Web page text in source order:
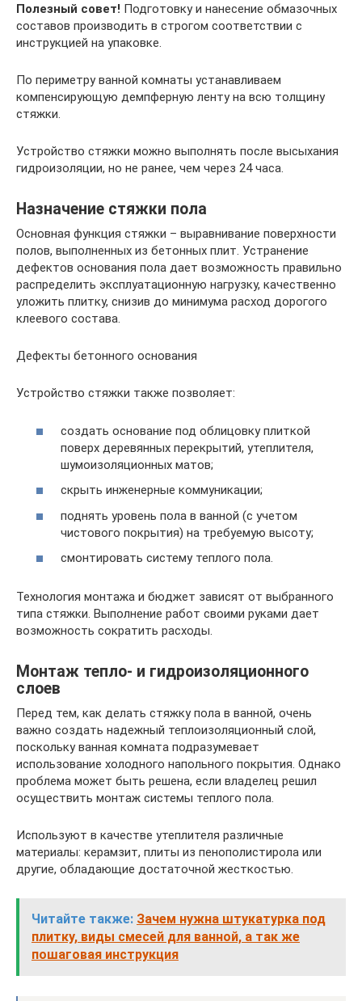
Полезный совет! Подготовку и нанесение обмазочных
составов производить в строгом соответствии с
инструкцией на упаковке.
По периметру ванной комнаты устанавливаем
компенсирующую демпферную ленту на всю толщину
стяжки.
Устройство стяжки можно выполнять после высыхания
гидроизоляции, но не ранее, чем через 24 часа.
Назначение стяжки пола
Основная функция стяжки – выравнивание поверхности
полов, выполненных из бетонных плит. Устранение
дефектов основания пола дает возможность правильно
распределить эксплуатационную нагрузку, качественно
уложить плитку, снизив до минимума расход дорогого
клеевого состава.
Дефекты бетонного основания
Устройство стяжки также позволяет:
создать основание под облицовку плиткой
поверх деревянных перекрытий, утеплителя,
шумоизоляционных матов;
скрыть инженерные коммуникации;
поднять уровень пола в ванной (с учетом
чистового покрытия) на требуемую высоту;
смонтировать систему теплого пола.
Технология монтажа и бюджет зависят от выбранного
типа стяжки. Выполнение работ своими руками дает
возможность сократить расходы.
Монтаж тепло- и гидроизоляционного
слоев
Перед тем, как делать стяжку пола в ванной, очень
важно создать надежный теплоизоляционный слой,
поскольку ванная комната подразумевает
использование холодного напольного покрытия. Однако
проблема может быть решена, если владелец решил
осуществить монтаж системы теплого пола.
Используют в качестве утеплителя различные
материалы: керамзит, плиты из пенополистирола или
другие, обладающие достаточной жесткостью.
Читайте также: Зачем нужна штукатурка под
плитку, виды смесей для ванной, а так же
пошаговая инструкция